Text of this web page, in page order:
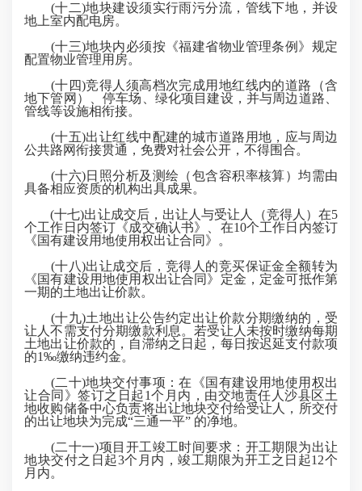
(十二)地块建设须实行雨污分流，管线下地，并设
地上室内配电房。
(十三)地块内必须按《福建省物业管理条例》规定
配置物业管理用房。
(十四)竞得人须高档次完成用地红线内的道路（含
地下管网）、停车场、绿化项目建设，并与周边道路、
管线等设施相衔接。
(十五)出让红线中配建的城市道路用地，应与周边
公共路网衔接贯通，免费对社会公开，不得围合。
(十六)日照分析及测绘（包含容积率核算）均需由
具备相应资质的机构出具成果。
(十七)出让成交后，出让人与受让人（竞得人）在5
个工作日内签订《成交确认书》、在10个工作日内签订
《国有建设用地使用权出让合同》。
(十八)出让成交后，竞得人的竞买保证金全额转为
《国有建设用地使用权出让合同》定金，定金可抵作第
一期的土地出让价款。
(十九)土地出让公告约定出让价款分期缴纳的，受
让人不需支付分期缴款利息。若受让人未按时缴纳每期
土地出让价款的，自滞纳之日起，每日按迟延支付款项
的1‰缴纳违约金。
(二十)地块交付事项：在《国有建设用地使用权出
让合同》签订之日起1个月内，由交地责任人沙县区土
地收购储备中心负责将出让地块交付给受让人，所交付
的出让地块为完成“三通一平” 的净地。
(二十一)项目开工竣工时间要求：开工期限为出让
地块交付之日起3个月内，竣工期限为开工之日起12个
月内。